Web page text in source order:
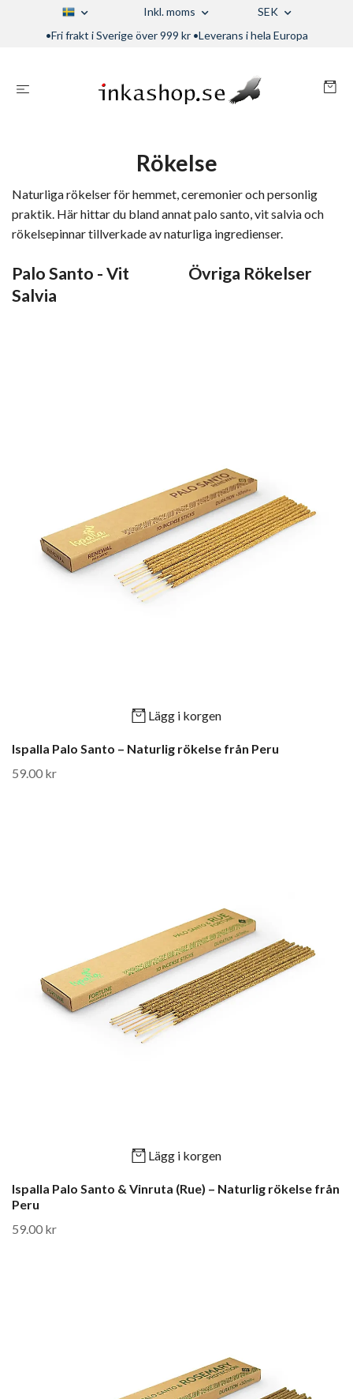
Inkl. moms
SEK
•Fri frakt i Sverige över 999 kr •Leverans i hela Europa
Rökelse
Naturliga rökelser för hemmet, ceremonier och personlig
praktik. Här hittar du bland annat palo santo, vit salvia och
rökelsepinnar tillverkade av naturliga ingredienser.
Palo Santo - Vit
Salvia
Övriga Rökelser
Lägg i korgen
Ispalla Palo Santo – Naturlig rökelse från Peru
59.00 kr
Lägg i korgen
Ispalla Palo Santo & Vinruta (Rue) – Naturlig rökelse från
Peru
59.00 kr